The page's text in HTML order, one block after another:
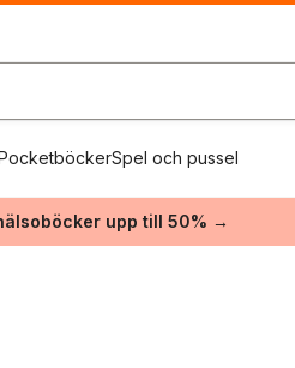
Spel och pussel
upp till 50% →